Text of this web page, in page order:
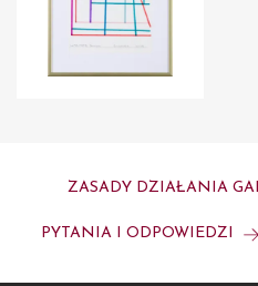
ZASADY DZIAŁANIA
PYTANIA I ODPOWIEDZI